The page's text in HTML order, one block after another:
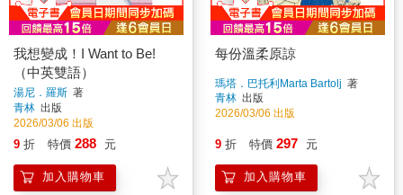
我想變成！I Want to Be!
（中英雙語）
湯尼．羅斯 著
青林 出版
2026/03/06 出版
9 折 特價 288 元
加入購物車
每份溫柔原諒
瑪塔．巴托利Marta Bartolj 著
青林 出版
2026/03/06 出版
9 折 特價 297 元
加入購物車